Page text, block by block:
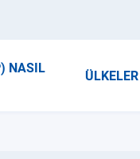
NASIL
ÜLKELER